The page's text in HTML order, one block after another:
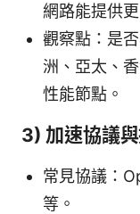
網路能提供
觀察點：是
洲、亞太、
性能節點。
3) 加速協議
常見協議：
等。